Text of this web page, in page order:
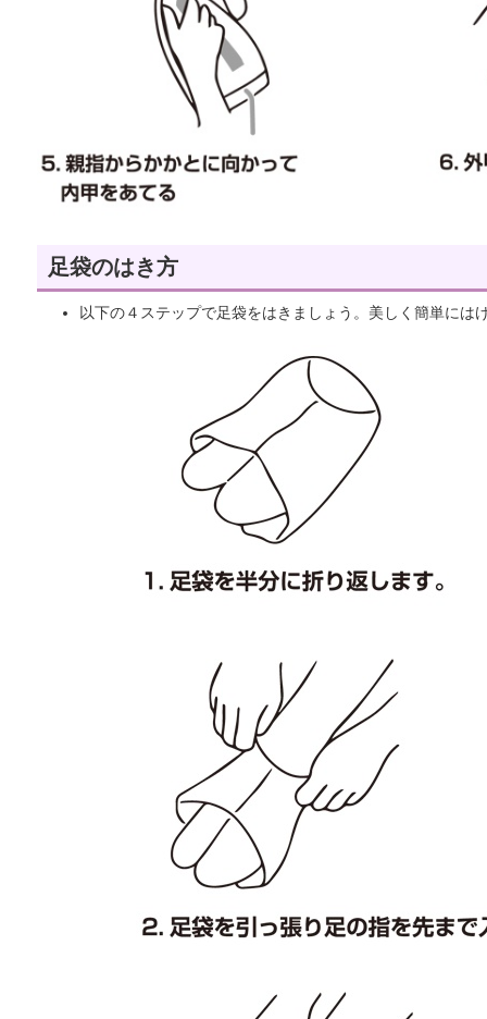
足袋のはき方
以下の４ステップで足袋をはきましょう。美しく簡単には